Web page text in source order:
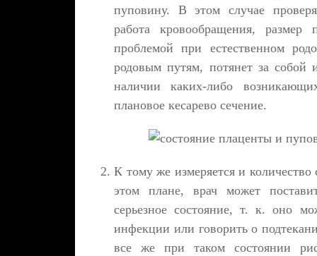
пуповину. В этом случае
работа кровообращения,
проблемой при естественном
родовым путям, потянет за собой
наличии каких-либо
плановое кесарево сечение.
К тому же измеряется и
этом плане, врач может
серьезное состояние, т. к. оно
инфекции или говорить о
все же при таком состоянии